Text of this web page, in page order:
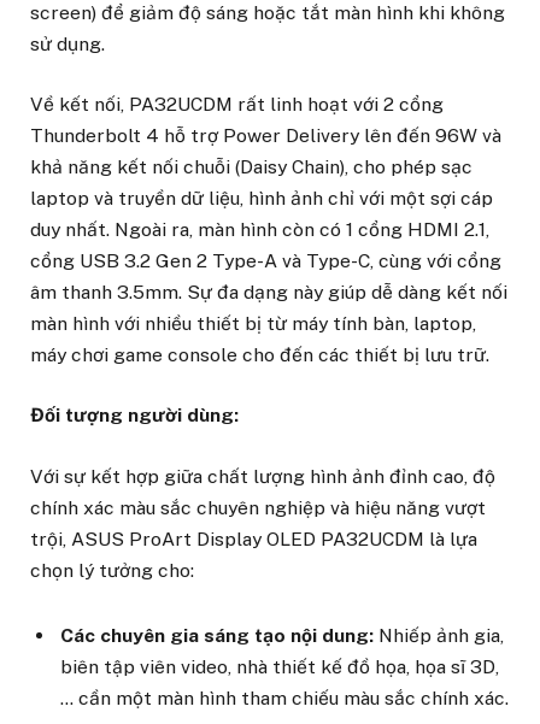
screen) để giảm độ sáng hoặc tắt màn hình khi không
sử dụng.
Về kết nối, PA32UCDM rất linh hoạt với 2 cổng
Thunderbolt 4 hỗ trợ Power Delivery lên đến 96W và
khả năng kết nối chuỗi (Daisy Chain), cho phép sạc
laptop và truyền dữ liệu, hình ảnh chỉ với một sợi cáp
duy nhất. Ngoài ra, màn hình còn có 1 cổng HDMI 2.1,
cổng USB 3.2 Gen 2 Type-A và Type-C, cùng với cổng
âm thanh 3.5mm. Sự đa dạng này giúp dễ dàng kết nối
màn hình với nhiều thiết bị từ máy tính bàn, laptop,
máy chơi game console cho đến các thiết bị lưu trữ.
Đối tượng người dùng:
Với sự kết hợp giữa chất lượng hình ảnh đỉnh cao, độ
chính xác màu sắc chuyên nghiệp và hiệu năng vượt
trội, ASUS ProArt Display OLED PA32UCDM là lựa
chọn lý tưởng cho:
Các chuyên gia sáng tạo nội dung: Nhiếp ảnh gia,
biên tập viên video, nhà thiết kế đồ họa, họa sĩ 3D,
… cần một màn hình tham chiếu màu sắc chính xác.